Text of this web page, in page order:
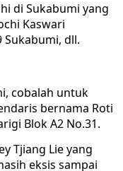
di Sukabumi yang
Kaswari
Sukabumi, dll.
cobalah untuk
bernama Roti
Blok A2 No.31.
Tjiang Lie yang
eksis sampai